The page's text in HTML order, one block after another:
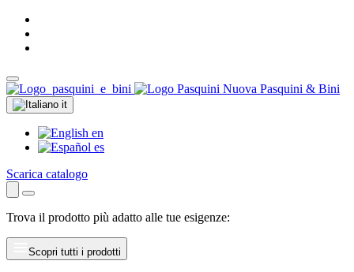
Nuova Pasquini & Bini
it
en
es
Scarica catalogo
Trova il prodotto più adatto alle tue esigenze:
Scopri tutti i prodotti